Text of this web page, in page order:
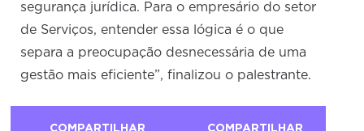
segurança jurídica. Para o empresário do setor
de Serviços, entender essa lógica é o que
separa a preocupação desnecessária de uma
gestão mais eficiente”, finalizou o palestrante.